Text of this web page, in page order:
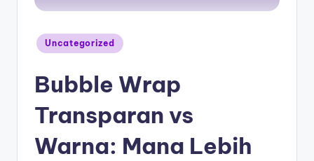
Uncategorized
Bubble Wrap
Transparan vs
Warna: Mana Lebih